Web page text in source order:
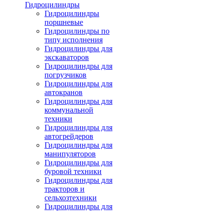
Гидроцилиндры
Гидроцилиндры
поршневые
Гидроцилиндры по
типу исполнения
Гидроцилиндры для
экскаваторов
Гидроцилиндры для
погрузчиков
Гидроцилиндры для
автокранов
Гидроцилиндры для
коммунальной
техники
Гидроцилиндры для
автогрейдеров
Гидроцилиндры для
манипуляторов
Гидроцилиндры для
буровой техники
Гидроцилиндры для
тракторов и
сельхозтехники
Гидроцилиндры для